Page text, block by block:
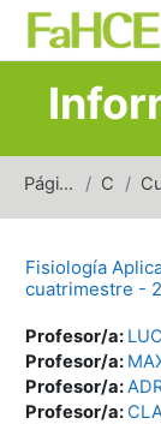
Salta al contenido
Página Principal Cursos
Fisiología
cuatrimestre -
Profesor/a:
Profesor/a:
Profesor/a:
Profesor/a: